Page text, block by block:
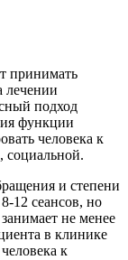
принимать
лечении
подход
функции
человека к
социальной.
и степени
12 сеансов, но
не менее
в клинике
к